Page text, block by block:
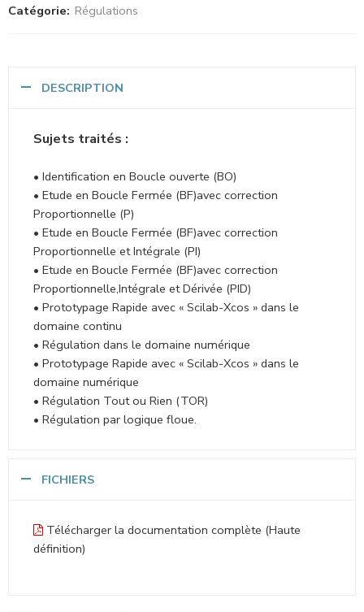
Catégorie: Régulations
DESCRIPTION
Sujets traités :
• Identification en Boucle ouverte (BO)
• Etude en Boucle Fermée (BF)avec correction
Proportionnelle (P)
• Etude en Boucle Fermée (BF)avec correction
Proportionnelle et Intégrale (PI)
• Etude en Boucle Fermée (BF)avec correction
Proportionnelle,Intégrale et Dérivée (PID)
• Prototypage Rapide avec « Scilab-Xcos » dans le
domaine continu
• Régulation dans le domaine numérique
• Prototypage Rapide avec « Scilab-Xcos » dans le
domaine numérique
• Régulation Tout ou Rien (TOR)
• Régulation par logique floue.
FICHIERS
Télécharger la documentation complète (Haute
définition)